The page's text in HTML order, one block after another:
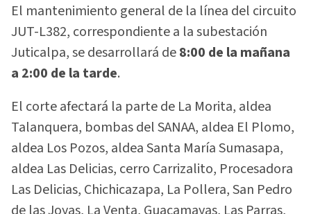
El mantenimiento general de la línea del circuito
JUT-L382, correspondiente a la subestación
Juticalpa, se desarrollará de8:00 de la mañana
a 2:00 de la tarde.
El corte afectará la parte de La Morita, aldea
Talanquera, bombas del SANAA, aldea El Plomo,
aldea Los Pozos, aldea Santa María Sumasapa,
aldea Las Delicias, cerro Carrizalito, Procesadora
Las Delicias, Chichicazapa, La Pollera, San Pedro